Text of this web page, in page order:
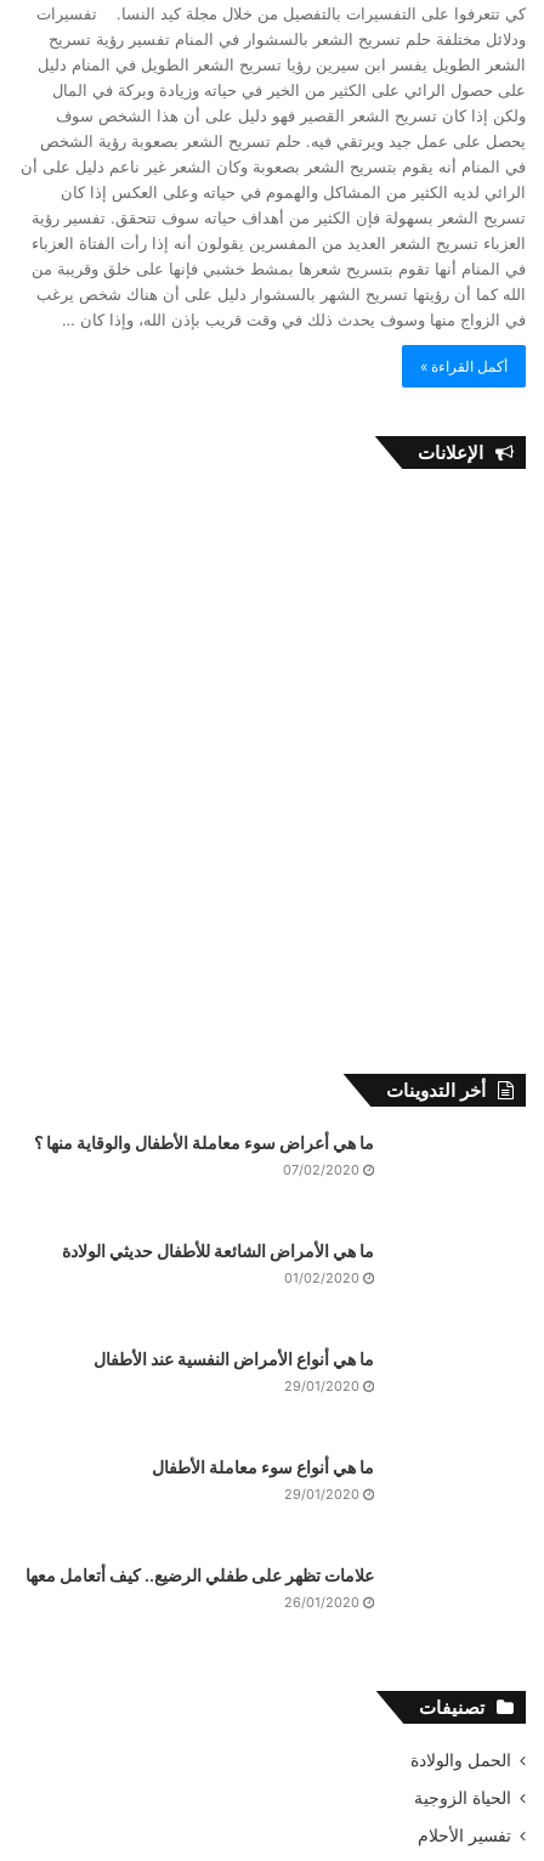
كي تتعرفوا على التفسيرات بالتفصيل من خلال مجلة كيد النسا. تفسيرات
ودلائل مختلفة حلم تسريح الشعر بالسشوار في المنام تفسير رؤية تسريح
الشعر الطويل يفسر ابن سيرين رؤيا تسريح الشعر الطويل في المنام دليل
على حصول الرائي على الكثير من الخير في حياته وزيادة وبركة في المال
ولكن إذا كان تسريح الشعر القصير فهو دليل على أن هذا الشخص سوف
يحصل على عمل جيد ويرتقي فيه. حلم تسريح الشعر بصعوبة رؤية الشخص
في المنام أنه يقوم بتسريح الشعر بصعوبة وكان الشعر غير ناعم دليل على أن
الرائي لديه الكثير من المشاكل والهموم في حياته وعلى العكس إذا كان
تسريح الشعر بسهولة فإن الكثير من أهداف حياته سوف تتحقق. تفسير رؤية
العزباء تسريح الشعر العديد من المفسرين يقولون أنه إذا رأت الفتاة العزباء
في المنام أنها تقوم بتسريح شعرها بمشط خشبي فإنها على خلق وقريبة من
الله كما أن رؤيتها تسريح الشهر بالسشوار دليل على أن هناك شخص يرغب
في الزواج منها وسوف يحدث ذلك في وقت قريب بإذن الله، وإذا كان …
أكمل القراءة »
الإعلانات
أخر التدوينات
ما هي أعراض سوء معاملة الأطفال والوقاية منها ؟
07/02/2020
ما هي الأمراض الشائعة للأطفال حديثي الولادة
01/02/2020
ما هي أنواع الأمراض النفسية عند الأطفال
29/01/2020
ما هي أنواع سوء معاملة الأطفال
29/01/2020
علامات تظهر على طفلي الرضيع.. كيف أتعامل معها
26/01/2020
تصنيفات
الحمل والولادة
الحياة الزوجية
تفسير الأحلام